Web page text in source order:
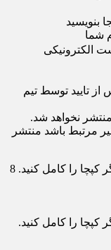
بنویسید
شما
الکترونیکی
تایید توسط تیم
نخواهد شد.
مرتبط باشد منتشر
کپچا را کامل کنید. 8
کپچا را کامل کنید.